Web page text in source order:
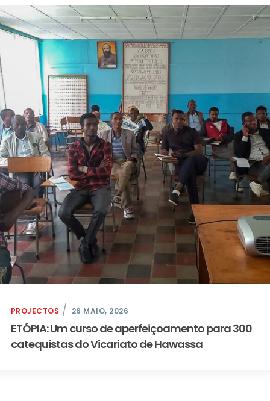
PROJECTOS 26 MAIO, 2026
ETÓPIA: Um curso de aperfeiçoamento para 300
catequistas do Vicariato de Hawassa